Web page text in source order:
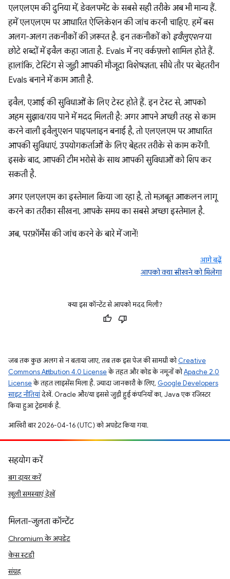
एलएलएम की दुनिया में, डेवलपमेंट के सबसे सही तरीके अब भी मान्य हैं.
हमें एलएलएम पर आधारित ऐप्लिकेशन की जांच करनी चाहिए. हमें बस
अलग-अलग तकनीकों की ज़रूरत है. इन तकनीकों को इवैलुएशनया
छोटे शब्दों में इवैल कहा जाता है. Evals में नए वर्कफ़्लो शामिल होते हैं.
हालांकि, टेस्टिंग से जुड़ी आपकी मौजूदा विशेषज्ञता, सीधे तौर पर बेहतरीन
Evals बनाने में काम आती है.
इवैल, एआई की सुविधाओं के लिए टेस्ट होते हैं. इन टेस्ट से, आपको
अहम सुझाव/राय पाने में मदद मिलती है: अगर आपने अच्छी तरह से काम
करने वाली इवैलुएशन पाइपलाइन बनाई है, तो एलएलएम पर आधारित
आपकी सुविधाएं, उपयोगकर्ताओं के लिए बेहतर तरीके से काम करेंगी.
इसके बाद, आपकी टीम भरोसे के साथ आपकी सुविधाओं को शिप कर
सकती है.
अगर एलएलएम का इस्तेमाल किया जा रहा है, तो मज़बूत आकलन लागू
करने का तरीका सीखना, आपके समय का सबसे अच्छा इस्तेमाल है.
अब, परफ़ॉर्मेंस की जांच करने के बारे में जानें!
आगे बढ़ें
आपको क्या सीखने को मिलेगा
क्या इस कॉन्टेंट से आपको मदद मिली?
जब तक कुछ अलग से न बताया जाए, तब तक इस पेज की सामग्री कोCreative
Commons Attribution 4.0 Licenseके तहत और कोड के नमूनों कोApache 2.0
Licenseके तहत लाइसेंस मिला है. ज़्यादा जानकारी के लिए, Google Developers
साइट नीतियांदेखें. Oracle और/या इससे जुड़ी हुई कंपनियों का, Java एक रजिस्टर
किया हुआ ट्रेडमार्क है.
आखिरी बार 2026-04-16 (UTC) को अपडेट किया गया.
सहयोग करें
बग दायर करें
खुली समस्याएं देखें
मिलता-जुलता कॉन्टेंट
Chromium के अपडेट
केस स्टडी
संग्रह